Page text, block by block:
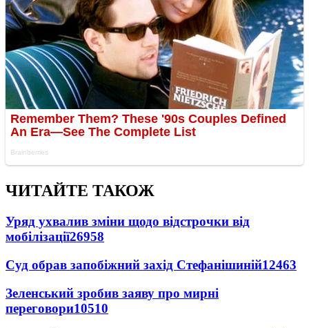
ЧИТАЙТЕ ТАКОЖ
Уряд ухвалив зміни щодо відстрочки від
мобілізації26958
Суд обрав запобіжний захід Стефанішиній12463
Зеленський зробив заяву про мирні
переговори10510